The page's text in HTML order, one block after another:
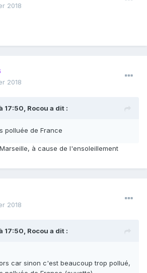
2018
2018
17:50, Rocou a dit :
polluée de France
à cause de l'ensoleillement
2018
17:50, Rocou a dit :
car sinon c'est beaucoup trop pollué,